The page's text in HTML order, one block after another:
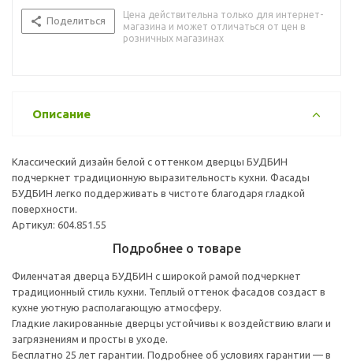
Поделиться
Цена действительна только для интернет-
магазина и может отличаться от цен в
розничных магазинах
Описание
Классический дизайн белой с оттенком дверцы БУДБИН
подчеркнет традиционную выразительность кухни. Фасады
БУДБИН легко поддерживать в чистоте благодаря гладкой
поверхности.
Артикул: 604.851.55
Подробнее о товаре
Филенчатая дверца БУДБИН с широкой рамой подчеркнет
традиционный стиль кухни. Теплый оттенок фасадов создаст в
кухне уютную располагающую атмосферу.
Гладкие лакированные дверцы устойчивы к воздействию влаги и
загрязнениям и просты в уходе.
Бесплатно 25 лет гарантии. Подробнее об условиях гарантии — в